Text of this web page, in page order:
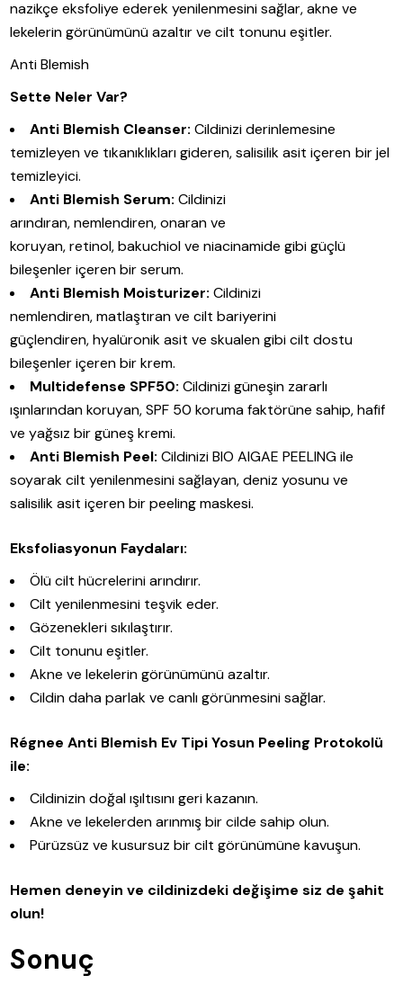
nazikçe eksfoliye ederek yenilenmesini sağlar, akne ve
lekelerin görünümünü azaltır ve cilt tonunu eşitler.
Anti Blemish
Sette Neler Var?
Anti Blemish Cleanser: Cildinizi derinlemesine
temizleyen ve tıkanıklıkları gideren, salisilik asit içeren bir jel
temizleyici.
Anti Blemish Serum: Cildinizi
arındıran, nemlendiren, onaran ve
koruyan, retinol, bakuchiol ve niacinamide gibi güçlü
bileşenler içeren bir serum.
Anti Blemish Moisturizer: Cildinizi
nemlendiren, matlaştıran ve cilt bariyerini
güçlendiren, hyalüronik asit ve skualen gibi cilt dostu
bileşenler içeren bir krem.
Multidefense SPF50: Cildinizi güneşin zararlı
ışınlarından koruyan, SPF 50 koruma faktörüne sahip, hafif
ve yağsız bir güneş kremi.
Anti Blemish Peel: Cildinizi BIO AlGAE PEELING ile
soyarak cilt yenilenmesini sağlayan, deniz yosunu ve
salisilik asit içeren bir peeling maskesi.
Eksfoliasyonun Faydaları:
Ölü cilt hücrelerini arındırır.
Cilt yenilenmesini teşvik eder.
Gözenekleri sıkılaştırır.
Cilt tonunu eşitler.
Akne ve lekelerin görünümünü azaltır.
Cildin daha parlak ve canlı görünmesini sağlar.
Régnee Anti Blemish Ev Tipi Yosun Peeling Protokolü
ile:
Cildinizin doğal ışıltısını geri kazanın.
Akne ve lekelerden arınmış bir cilde sahip olun.
Pürüzsüz ve kusursuz bir cilt görünümüne kavuşun.
Hemen deneyin ve cildinizdeki değişime siz de şahit
olun!
Sonuç